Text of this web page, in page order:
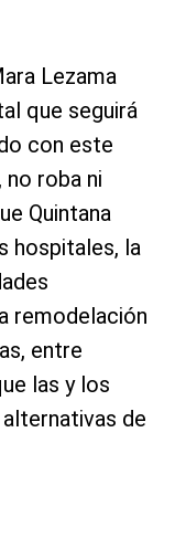
Lezama
que seguirá
con este
roba ni
Quintana
hospitales, la
remodelación
entre
las y los
de